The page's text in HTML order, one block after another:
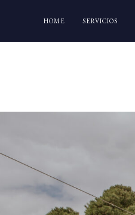
HOME SERVICIOS